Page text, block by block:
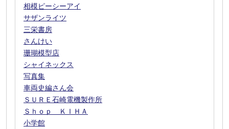
相模ピーシーアイ
サザンライツ
三栄書房
さんけい
珊瑚模型店
シャイネックス
写真集
車両史編さん会
ＳＵＲＥ石崎電機製作所
Ｓｈｏｐ ＫＩＨＡ
小学館